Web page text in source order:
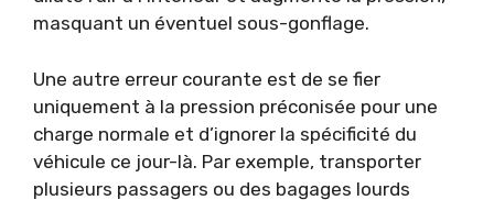
masquant un éventuel sous-gonflage.
Une autre erreur courante est de se fier
uniquement à la pression préconisée pour une
charge normale et d’ignorer la spécificité du
véhicule ce jour-là. Par exemple, transporter
plusieurs passagers ou des bagages lourds